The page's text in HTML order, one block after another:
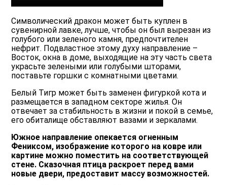
Символический дракон может быть куплен в
сувенирной лавке, лучше, чтобы он был вырезан из
голубого или зеленого камня, предпочтителен
нефрит. Подвластное этому духу направление –
Восток, окна в доме, выходящие на эту часть света
украсьте зелеными или голубыми шторами,
поставьте горшки с комнатными цветами.
Белый Тигр может быть заменен фигуркой кота и
размещается в западном секторе жилья. Он
отвечает за стабильность в жизни и покой в семье,
его обиталище обставляют вазами и зеркалами.
Южное направление опекается огненным
Фениксом, изображение которого на ковре или
картине можно поместить на соответствующей
стене. Сказочная птица раскроет перед вами
новые двери, предоставит массу возможностей.